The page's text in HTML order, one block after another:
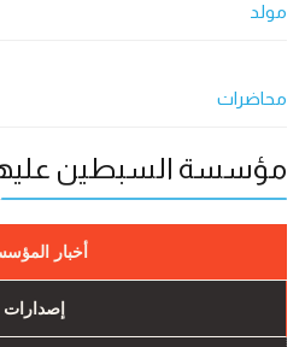
مولد
محاضرات
مؤسسة السبطين
أخبار
إصدارات